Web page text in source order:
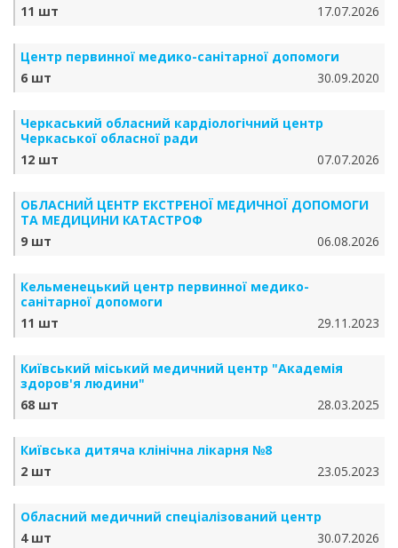
11 шт
17.07.2026
Центр первинної медико-санітарної допомоги
6 шт
30.09.2020
Черкаський обласний кардіологічний центр
Черкаської обласної ради
12 шт
07.07.2026
ОБЛАСНИЙ ЦЕНТР ЕКСТРЕНОЇ МЕДИЧНОЇ ДОПОМОГИ
ТА МЕДИЦИНИ КАТАСТРОФ
9 шт
06.08.2026
Кельменецький центр первинної медико-
санітарної допомоги
11 шт
29.11.2023
Київський міський медичний центр "Академія
здоров'я людини"
68 шт
28.03.2025
Київська дитяча клінічна лікарня №8
2 шт
23.05.2023
Обласний медичний спеціалізований центр
4 шт
30.07.2026